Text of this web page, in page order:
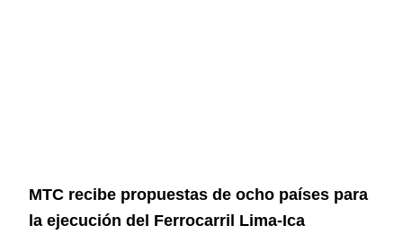
MTC recibe propuestas de ocho países para
la ejecución del Ferrocarril Lima-Ica